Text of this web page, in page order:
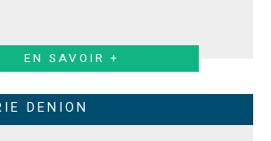
EN SAVOIR +
DENION